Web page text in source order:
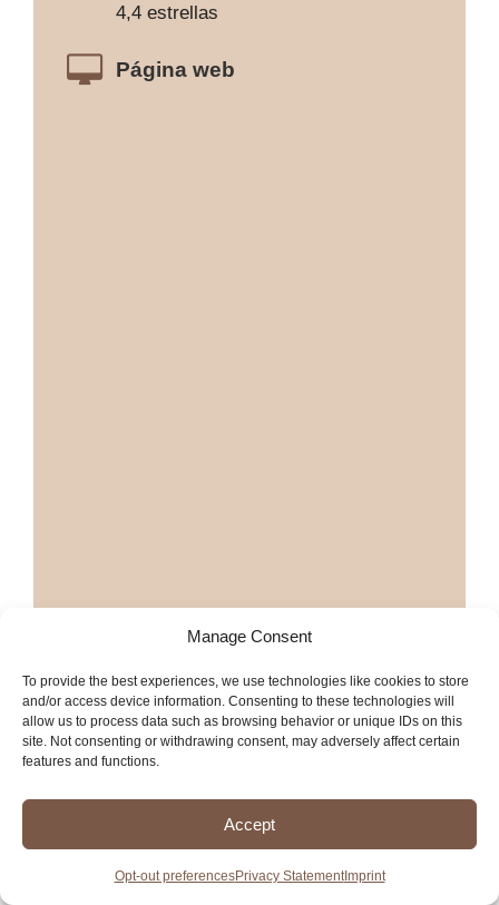
Manage Consent
To provide the best experiences, we use technologies like cookies to store
and/or access device information. Consenting to these technologies will
allow us to process data such as browsing behavior or unique IDs on this
site. Not consenting or withdrawing consent, may adversely affect certain
features and functions.
Accept
Opt-out preferencesPrivacy StatementImprint
4,4 estrellas
Página web
Más tiendas de segunda en Fresno
Más servicios en Fresno